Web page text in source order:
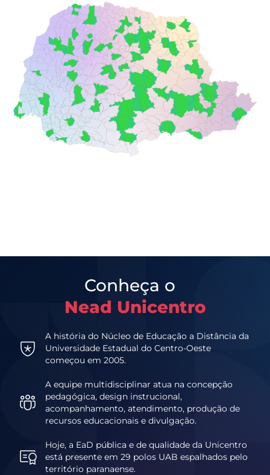
Conheça o
Nead Unicentro
A história do Núcleo de Educação a Distância da
Universidade Estadual do Centro-Oeste
começou em 2005.
A equipe multidisciplinar atua na concepção
pedagógica, design instrucional,
acompanhamento, atendimento, produção de
recursos educacionais e divulgação.
Hoje, a EaD pública e de qualidade da Unicentro
está presente em 29 polos UAB espalhados pelo
território paranaense.